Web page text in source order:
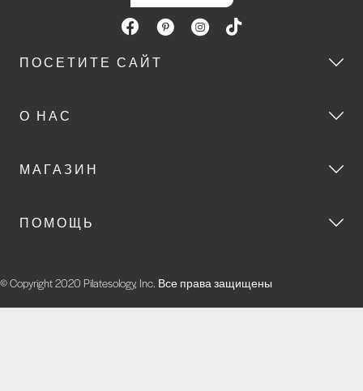
ПОСЕТИТЕ САЙТ
О НАС
МАГАЗИН
ПОМОЩЬ
© Copyright 2020 Pilatesology, Inc. Все права защищены